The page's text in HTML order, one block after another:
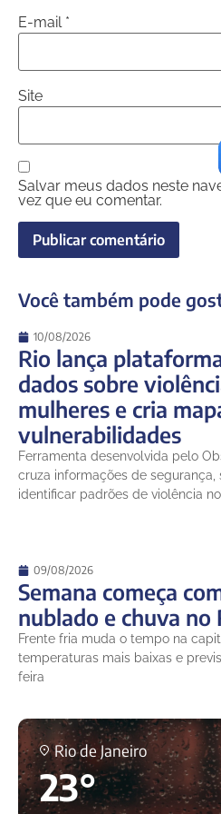
E-mail *
Site
Salvar meus dados neste
vez que eu comentar.
Você também pode
10/08/2026
Rio lança
dados sobre
mulheres e cria
vulnerabilidades
Ferramenta desenvolvida pelo
cruza informações de segurança,
identificar padrões de violência
09/08/2026
Semana começa
nublado e chuva no
Frente fria muda o tempo na
temperaturas mais baixas e
feira
Rio de Janeiro
23°